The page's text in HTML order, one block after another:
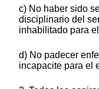
c) No haber sido
disciplinario del
inhabilitado para
d) No padecer
incapacite para el